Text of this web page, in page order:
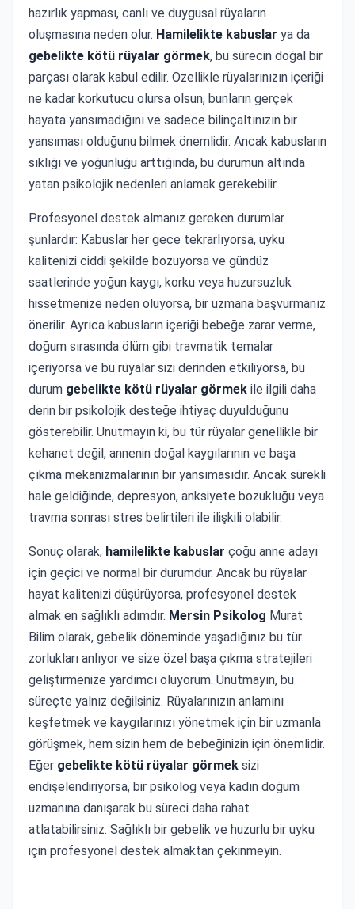
hazırlık yapması, canlı ve duygusal rüyaların
oluşmasına neden olur. Hamilelikte kabuslar ya da
gebelikte kötü rüyalar görmek, bu sürecin doğal bir
parçası olarak kabul edilir. Özellikle rüyalarınızın içeriği
ne kadar korkutucu olursa olsun, bunların gerçek
hayata yansımadığını ve sadece bilinçaltınızın bir
yansıması olduğunu bilmek önemlidir. Ancak kabusların
sıklığı ve yoğunluğu arttığında, bu durumun altında
yatan psikolojik nedenleri anlamak gerekebilir.
Profesyonel destek almanız gereken durumlar
şunlardır: Kabuslar her gece tekrarlıyorsa, uyku
kalitenizi ciddi şekilde bozuyorsa ve gündüz
saatlerinde yoğun kaygı, korku veya huzursuzluk
hissetmenize neden oluyorsa, bir uzmana başvurmanız
önerilir. Ayrıca kabusların içeriği bebeğe zarar verme,
doğum sırasında ölüm gibi travmatik temalar
içeriyorsa ve bu rüyalar sizi derinden etkiliyorsa, bu
durum gebelikte kötü rüyalar görmek ile ilgili daha
derin bir psikolojik desteğe ihtiyaç duyulduğunu
gösterebilir. Unutmayın ki, bu tür rüyalar genellikle bir
kehanet değil, annenin doğal kaygılarının ve başa
çıkma mekanizmalarının bir yansımasıdır. Ancak sürekli
hale geldiğinde, depresyon, anksiyete bozukluğu veya
travma sonrası stres belirtileri ile ilişkili olabilir.
Sonuç olarak, hamilelikte kabuslar çoğu anne adayı
için geçici ve normal bir durumdur. Ancak bu rüyalar
hayat kalitenizi düşürüyorsa, profesyonel destek
almak en sağlıklı adımdır. Mersin Psikolog Murat
Bilim olarak, gebelik döneminde yaşadığınız bu tür
zorlukları anlıyor ve size özel başa çıkma stratejileri
geliştirmenize yardımcı oluyorum. Unutmayın, bu
süreçte yalnız değilsiniz. Rüyalarınızın anlamını
keşfetmek ve kaygılarınızı yönetmek için bir uzmanla
görüşmek, hem sizin hem de bebeğinizin için önemlidir.
Eğer gebelikte kötü rüyalar görmek sizi
endişelendiriyorsa, bir psikolog veya kadın doğum
uzmanına danışarak bu süreci daha rahat
atlatabilirsiniz. Sağlıklı bir gebelik ve huzurlu bir uyku
için profesyonel destek almaktan çekinmeyin.